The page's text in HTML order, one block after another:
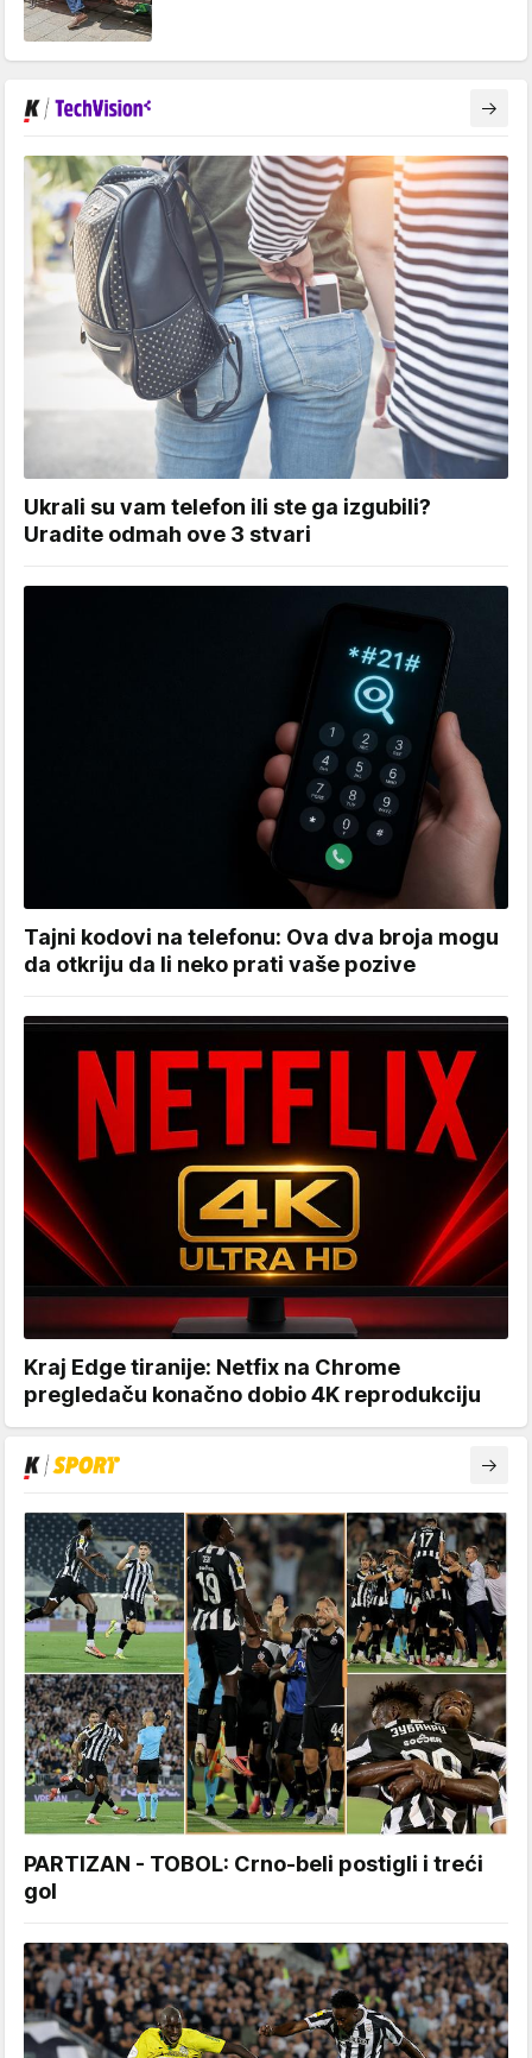
Ukrali su vam telefon ili ste ga izgubili?
Uradite odmah ove 3 stvari
Tajni kodovi na telefonu: Ova dva broja mogu
da otkriju da li neko prati vaše pozive
Kraj Edge tiranije: Netfix na Chrome
pregledaču konačno dobio 4K reprodukciju
PARTIZAN - TOBOL: Crno-beli postigli i treći
gol